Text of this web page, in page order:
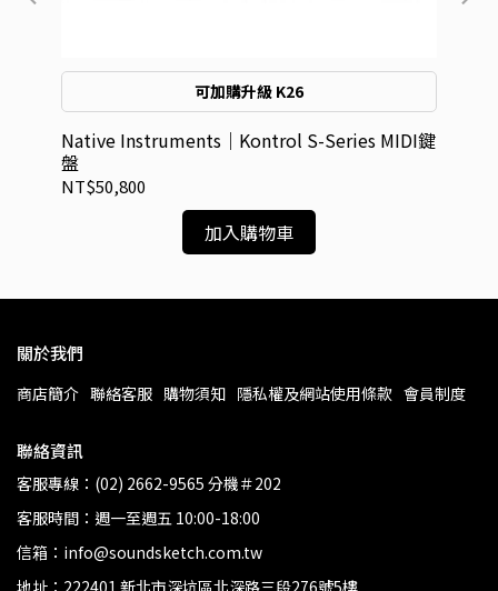
可加購升級 K26
Native Instruments｜Kontrol S-Series MIDI鍵
盤
NT$50,800
加入購物車
關於我們
商店簡介 聯絡客服 購物須知 隱私權及網站使用條款 會員制度
聯絡資訊
客服專線：(02) 2662-9565 分機＃202
客服時間：週一至週五 10:00-18:00
信箱：info@soundsketch.com.tw
地址：222401 新北市深坑區北深路三段276號5樓